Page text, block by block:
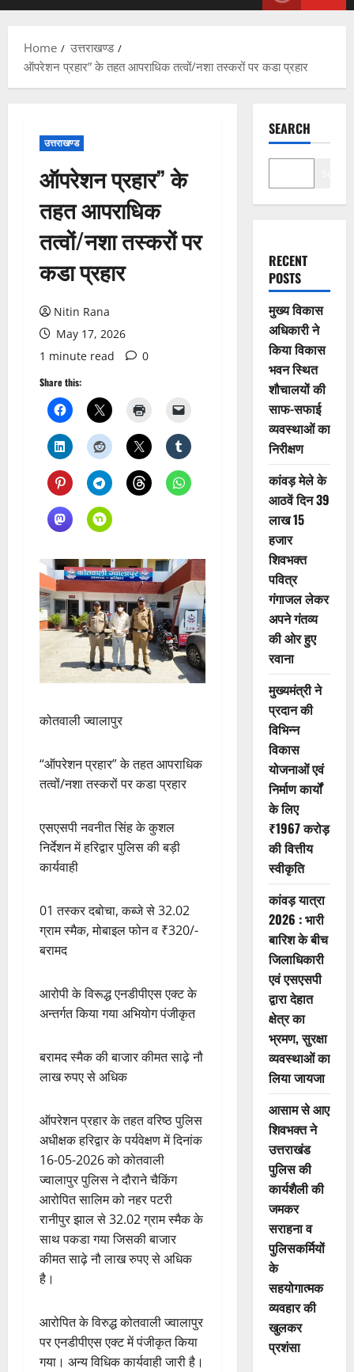
Home
उत्तराखण्ड
ऑपरेशन प्रहार” के तहत आपराधिक तत्वों/नशा तस्करों पर कडा प्रहार
उत्तराखण्ड
ऑपरेशन प्रहार” के
तहत आपराधिक
तत्वों/नशा तस्करों पर
कडा प्रहार
Nitin Rana
May 17, 2026
1 minute read
0
Share this:
कोतवाली ज्वालापुर
“ऑपरेशन प्रहार” के तहत आपराधिक
तत्वों/नशा तस्करों पर कडा प्रहार
एसएसपी नवनीत सिंह के कुशल
निर्देशन में हरिद्वार पुलिस की बड़ी
कार्यवाही
01 तस्कर दबोचा, कब्जे से 32.02
ग्राम स्मैक, मोबाइल फोन व ₹320/-
बरामद
आरोपी के विरूद्ध एनडीपीएस एक्ट के
अन्तर्गत किया गया अभियोग पंजीकृत
बरामद स्मैक की बाजार कीमत साढ़े नौ
लाख रुपए से अधिक
ऑपरेशन प्रहार के तहत वरिष्ठ पुलिस
अधीक्षक हरिद्वार के पर्यवेक्षण में दिनांक
16-05-2026 को कोतवाली
ज्वालापुर पुलिस ने दौराने चैकिंग
आरोपित सालिम को नहर पटरी
रानीपुर झाल से 32.02 ग्राम स्मैक के
साथ पकडा गया जिसकी बाजार
कीमत साढ़े नौ लाख रुपए से अधिक
है।
आरोपित के विरुद्ध कोतवाली ज्वालापुर
पर एनडीपीएस एक्ट में पंजीकृत किया
गया। अन्य विधिक कार्यवाही जारी है।
SEARCH
RECENT
POSTS
मुख्य विकास
अधिकारी ने
किया विकास
भवन स्थित
शौचालयों की
साफ-सफाई
व्यवस्थाओं का
निरीक्षण
कांवड़ मेले के
आठवें दिन 39
लाख 15
हजार
शिवभक्त
पवित्र
गंगाजल लेकर
अपने गंतव्य
की ओर हुए
रवाना
मुख्यमंत्री ने
प्रदान की
विभिन्न
विकास
योजनाओं एवं
निर्माण कार्यों
के लिए
₹1967 करोड़
की वित्तीय
स्वीकृति
कांवड़ यात्रा
2026 : भारी
बारिश के बीच
जिलाधिकारी
एवं एसएसपी
द्वारा देहात
क्षेत्र का
भ्रमण, सुरक्षा
व्यवस्थाओं का
लिया जायजा
आसाम से आए
शिवभक्त ने
उत्तराखंड
पुलिस की
कार्यशैली की
जमकर
सराहना व
पुलिसकर्मियों
के
सहयोगात्मक
व्यवहार की
खुलकर
प्रशंसा